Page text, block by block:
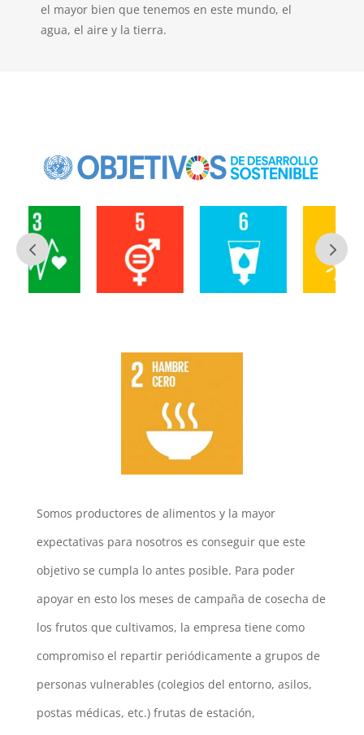
el mayor bien que tenemos en este mundo, el
agua, el aire y la tierra.
Somos productores de alimentos y la mayor
expectativas para nosotros es conseguir que este
objetivo se cumpla lo antes posible. Para poder
apoyar en esto los meses de campaña de cosecha de
los frutos que cultivamos, la empresa tiene como
compromiso el repartir periódicamente a grupos de
personas vulnerables (colegios del entorno, asilos,
postas médicas, etc.) frutas de estación,